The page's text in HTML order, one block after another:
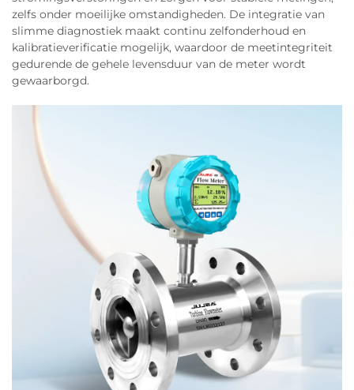
zelfs onder moeilijke omstandigheden. De integratie van
slimme diagnostiek maakt continu zelfonderhoud en
kalibratieverificatie mogelijk, waardoor de meetintegriteit
gedurende de gehele levensduur van de meter wordt
gewaarborgd.